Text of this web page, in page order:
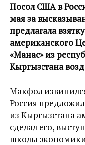
Посол США в
мая за
предлагала
американского
«Манас» из
Кыргызстана
Макфол
Россия
из Кыргызстана
сделал его,
школы